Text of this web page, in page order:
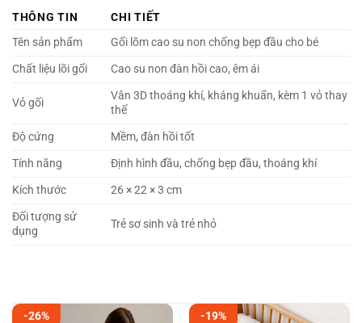
THÔNG TIN
CHI TIẾT
Tên sản phẩm
Gối lõm cao su non chống bẹp đầu cho bé
Chất liệu lõi gối
Cao su non đàn hồi cao, êm ái
Vỏ gối
Vân 3D thoáng khí, kháng khuẩn, kèm 1 vỏ thay
thế
Độ cứng
Mềm, đàn hồi tốt
Tính năng
Định hình đầu, chống bẹp đầu, thoáng khí
Kích thước
26 × 22 × 3 cm
Đối tượng sử
dụng
Trẻ sơ sinh và trẻ nhỏ
-26% -19%